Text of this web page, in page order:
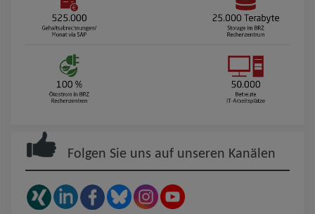
Folgen Sie uns auf unseren Kanälen